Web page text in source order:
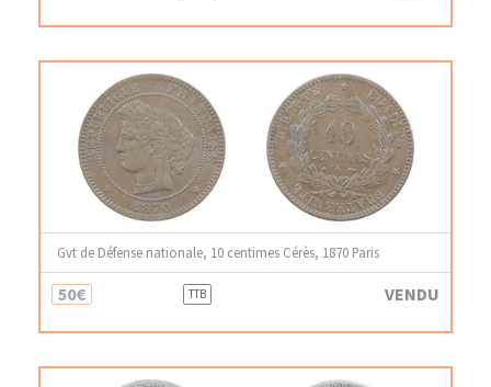
Gvt de Défense nationale, 10 centimes Cérès, 1870 Paris
50€ TTB VENDU